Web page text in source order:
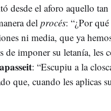
desde el aforo aquello tan
del procés: “¿Por
ni media, que ya
de imponer su letanía, les
: “Escupiu a la
que, cuando les aplicas